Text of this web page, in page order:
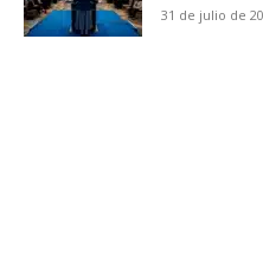
No te
31 de julio de